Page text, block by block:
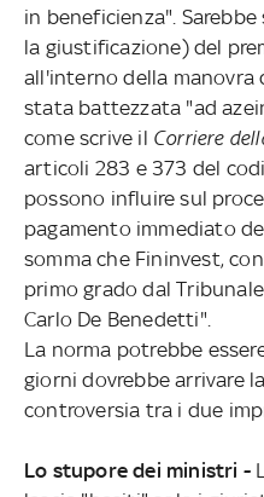
in beneficienza".
la giustificazione) del
all'interno della manovra
stata battezzata "ad
come scrive il Corriere
articoli 283 e 373 del
possono influire sul
pagamento immediato
somma che Fininvest,
primo grado dal
Carlo De Benedetti".
La norma potrebbe
giorni dovrebbe arrivare
controversia tra i due
Lo stupore dei ministri -